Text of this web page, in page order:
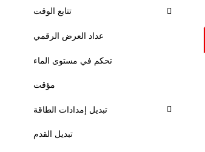
تتابع الوقت
عداد العرض الرقمي
تحكم في مستوى الماء
مؤقت
تبديل إمدادات الطاقة
تبديل القدم